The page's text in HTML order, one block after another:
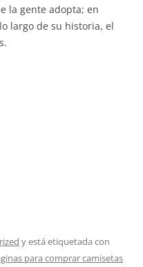
la gente adopta; en
largo de su historia, el
y está etiquetada con
para comprar camisetas